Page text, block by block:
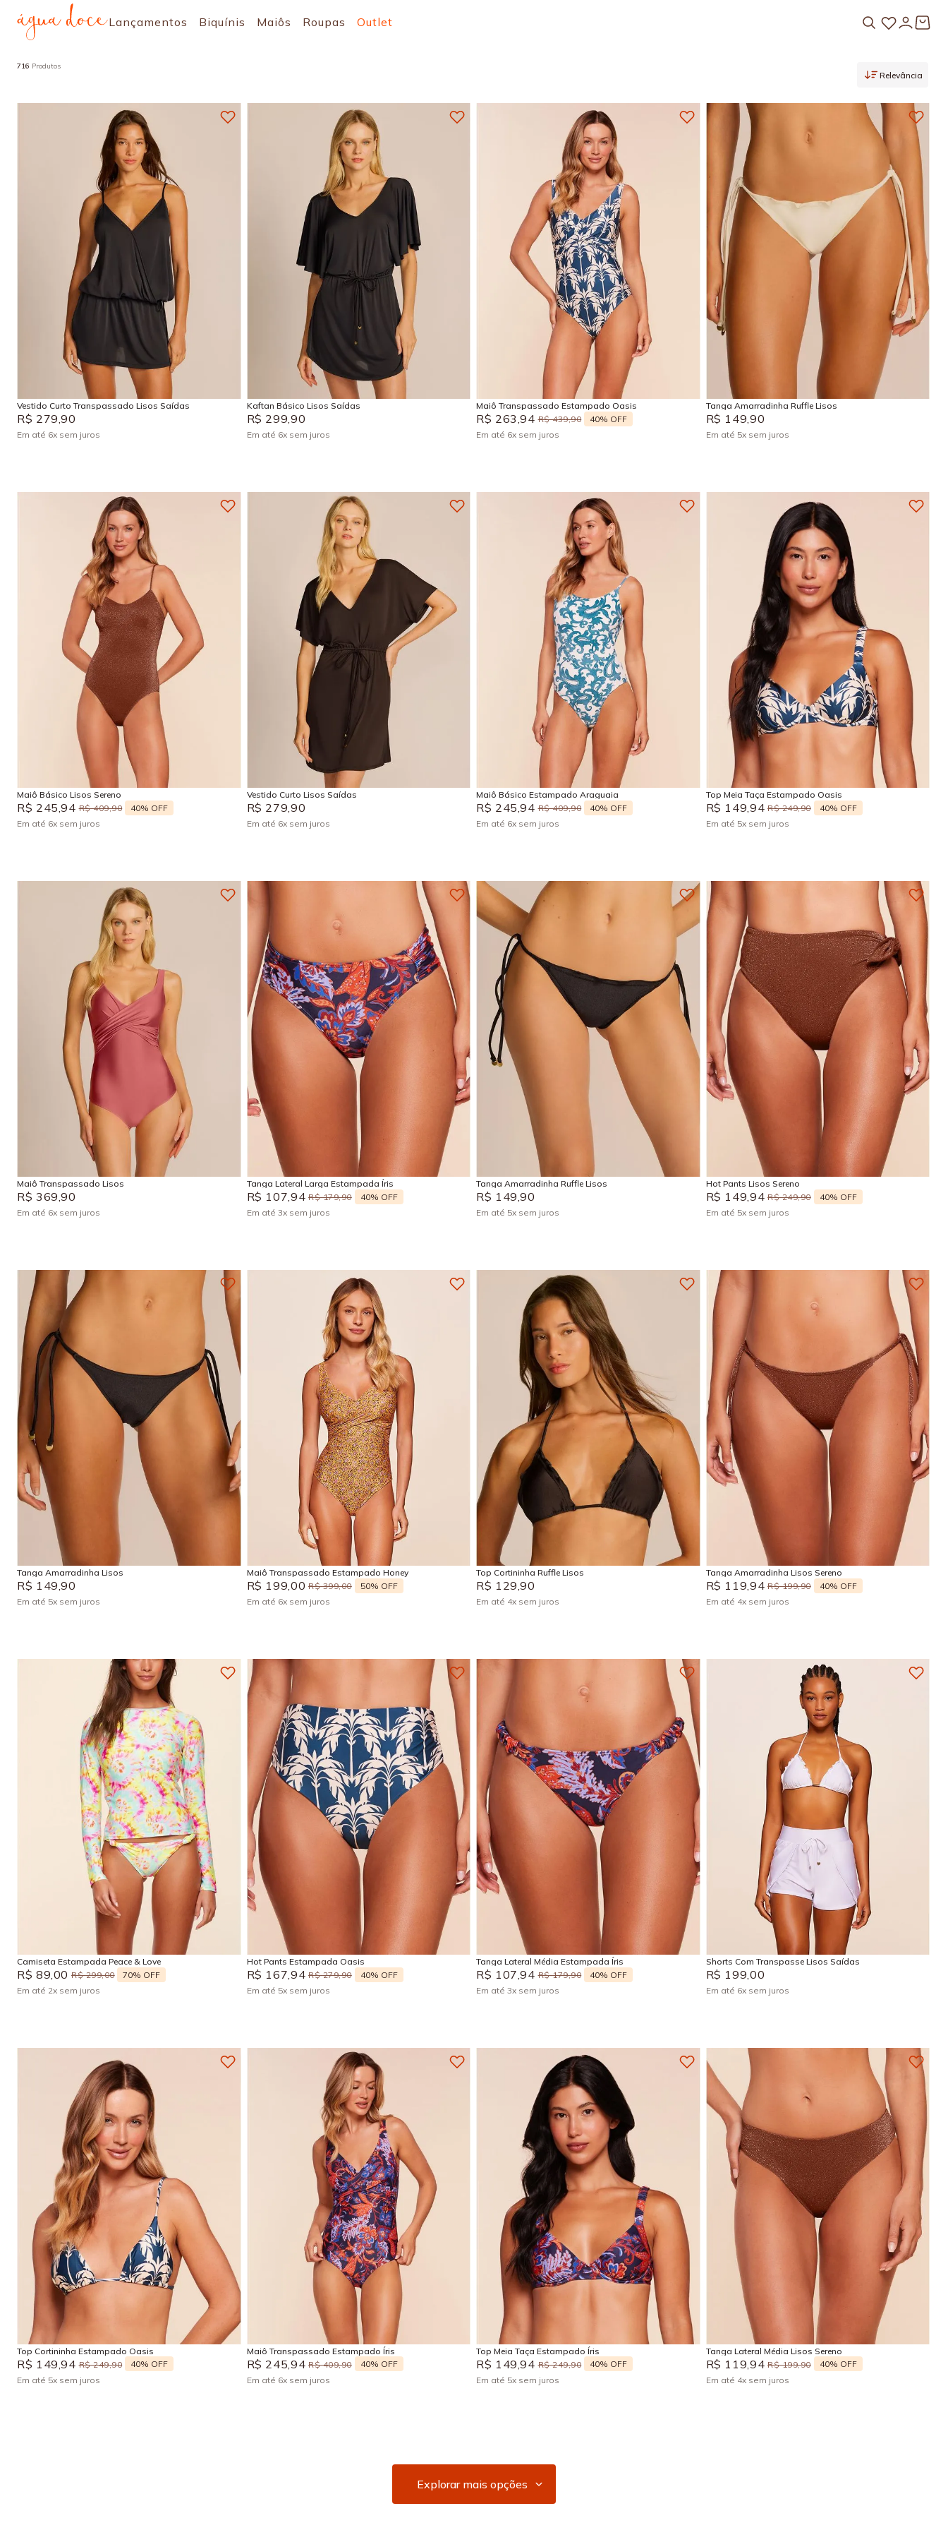
Lançamentos Biquínis Maiôs Roupas Outlet
716 Produtos
Relevância
P G GG
Adicionar na sacola
Vestido Curto Transpassado Lisos Saídas
R$ 279,90
Em até 6x sem juros
GG
Adicionar na sacola
Kaftan Básico Lisos Saídas
R$ 299,90
Em até 6x sem juros
Adicionar na sacola
Maiô Transpassado Estampado Oasis
R$ 263,94 R$ 439,90 40% OFF
Em até 6x sem juros
GG
Adicionar na sacola
Tanga Amarradinha Ruffle Lisos
R$ 149,90
Em até 5x sem juros
Adicionar na sacola
Maiô Básico Lisos Sereno
R$ 245,94 R$ 409,90 40% OFF
Em até 6x sem juros
P
Adicionar na sacola
Vestido Curto Lisos Saídas
R$ 279,90
Em até 6x sem juros
G GG
Adicionar na sacola
Maiô Básico Estampado Araguaia
R$ 245,94 R$ 409,90 40% OFF
Em até 6x sem juros
P M G GG
Top Meia Taça Estampado Oasis
R$ 149,94 R$ 249,90 40% OFF
Em até 5x sem juros
M G
Adicionar na sacola
Maiô Transpassado Lisos
R$ 369,90
Em até 6x sem juros
Adicionar na sacola
Tanga Lateral Larga Estampada Íris
R$ 107,94 R$ 179,90 40% OFF
Em até 3x sem juros
Tanga Amarradinha Ruffle Lisos
R$ 149,90
Em até 5x sem juros
GG
Adicionar na sacola
Hot Pants Lisos Sereno
R$ 149,94 R$ 249,90 40% OFF
Em até 5x sem juros
Adicionar na sacola
Tanga Amarradinha Lisos
R$ 149,90
Em até 5x sem juros
G GG EG
Adicionar na sacola
Maiô Transpassado Estampado Honey
R$ 199,00 R$ 399,00 50% OFF
Em até 6x sem juros
M G GG
Top Cortininha Ruffle Lisos
R$ 129,90
Em até 4x sem juros
P G
Tanga Amarradinha Lisos Sereno
R$ 119,94 R$ 199,90 40% OFF
Em até 4x sem juros
Adicionar na sacola
Camiseta Estampada Peace & Love
R$ 89,00 R$ 299,00 70% OFF
Em até 2x sem juros
M
Adicionar na sacola
Hot Pants Estampada Oasis
R$ 167,94 R$ 279,90 40% OFF
Em até 5x sem juros
G
Adicionar na sacola
Tanga Lateral Média Estampada Íris
R$ 107,94 R$ 179,90 40% OFF
Em até 3x sem juros
G P M
Adicionar na sacola
Shorts Com Transpasse Lisos Saídas
R$ 199,00
Em até 6x sem juros
G GG
Adicionar na sacola
Top Cortininha Estampado Oasis
R$ 149 ,94 R$ 249,90 40% OFF
Em até 5x sem juros
M G
Adicionar na sacola
Maiô Transpassado Estampado Íris
R$ 245 94 R$ 409,90 40% OFF
Em até 6x sem juros
P M GG
Top Meia Taça Estampado Íris
R$ 149 ,94 R$ 249,90 40% OFF
Em até 5x sem juros
M
Adicionar na sacola
Tanga Lateral Média Lisos Sereno
R$ 119 94 R$ 199,90 40% OFF
Em até 4x sem juros